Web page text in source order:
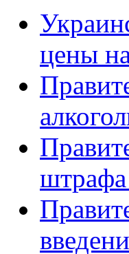
цены
штрафа